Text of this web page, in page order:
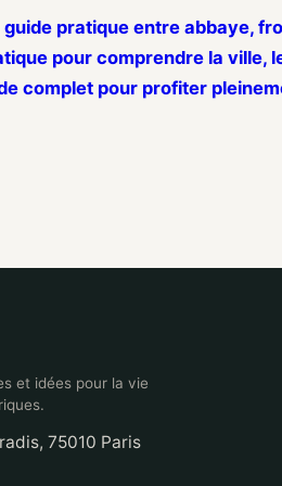
pratique entre abbaye,
pour comprendre la ville,
complet pour profiter
et idées pour la vie
75010 Paris